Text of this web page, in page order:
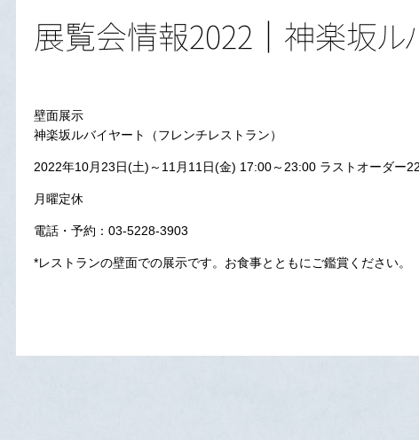
展覧会情報2022│神楽坂 ル
壁面展示
神楽坂ルバイヤート（フレンチレストラン）
2022年10月23日(土)～11月11日(金) 17:00～23:00 ラストオーダー
月曜定休
電話・予約：03-5228-3903
*レストランの壁面での展示です。お食事とともにご鑑賞ください。